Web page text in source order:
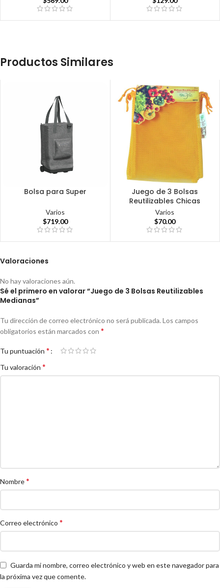
Productos Similares
Bolsa para Super
Varios
$719.00
Juego de 3 Bolsas
Reutilizables Chicas
Varios
$70.00
Valoraciones
No hay valoraciones aún.
Sé el primero en valorar “Juego de 3 Bolsas Reutilizables
Medianas”
Tu dirección de correo electrónico no será publicada. Los campos
obligatorios están marcados con *
Tu puntuación *
Tu valoración *
Nombre*
Correo electrónico *
Guarda mi nombre, correo electrónico y web en este navegador para
la próxima vez que comente.